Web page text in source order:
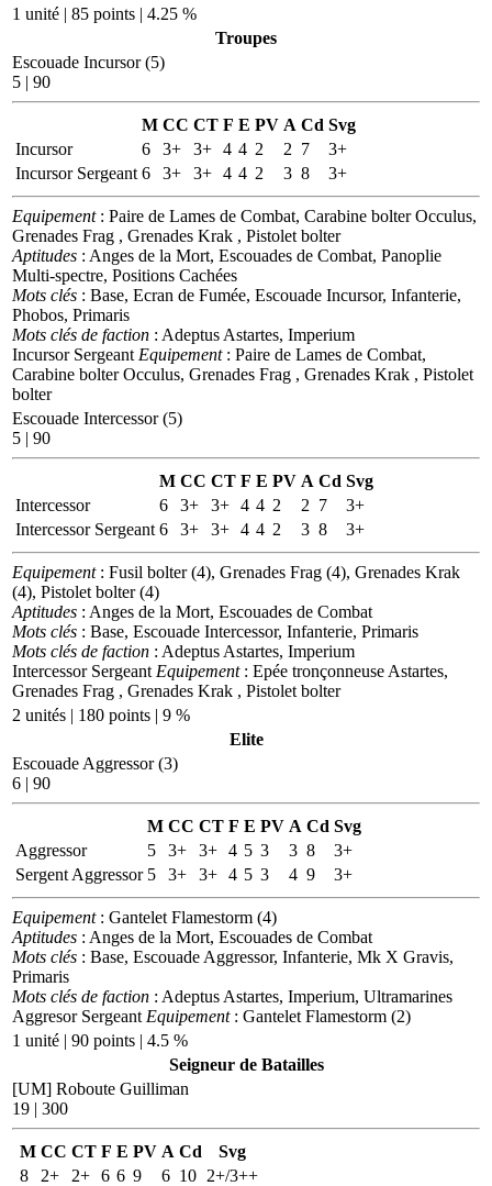
1 unité | 85 points | 4.25 %
Troupes
Escouade Incursor (5)
5 | 90
M CC CT F E PV A Cd Svg
Incursor
6 3+ 3+ 4 4 2 2 7
3+
Incursor Sergeant 6 3+ 3+ 4 4 2 3 8 3+
Equipement: Paire de Lames de Combat, Carabine bolter Occulus,
Grenades Frag , Grenades Krak , Pistolet bolter
Aptitudes : Anges de la Mort, Escouades de Combat, Panoplie
Multi-spectre, Positions Cachées
Mots clés : Base, Ecran de Fumée, Escouade Incursor, Infanterie,
Phobos, Primaris
Mots clés de faction : Adeptus Astartes, Imperium
Incursor Sergeant Equipement: Paire de Lames de Combat,
Carabine bolter Occulus, Grenades Frag , Grenades Krak , Pistolet
bolter
Escouade Intercessor (5)
5 | 90
M CC CT F E PV A Cd Svg
Intercessor
6 3+ 3+ 4 4 2 2 7
3+
Intercessor Sergeant 6 3+ 3+ 4 4 2 3 8 3+
Equipement: Fusil bolter (4), Grenades Frag (4), Grenades Krak
(4), Pistolet bolter (4)
Aptitudes : Anges de la Mort, Escouades de Combat
Mots clés : Base, Escouade Intercessor, Infanterie, Primaris
Mots clés de faction : Adeptus Astartes, Imperium
Intercessor Sergeant Equipement: Epée tronçonneuse Astartes,
Grenades Frag , Grenades Krak , Pistolet bolter
2 unités | 180 points | 9 %
Elite
Escouade Aggressor (3)
6 | 90
M CC CT F E PV A Cd Svg
Aggressor
5 3+ 3+ 4 5 3 3 8
3+
Sergent Aggressor 5 3+ 3+ 4 5 3 4 9 3+
Equipement: Gantelet Flamestorm (4)
Aptitudes : Anges de la Mort, Escouades de Combat
Mots clés : Base, Escouade Aggressor, Infanterie, Mk X Gravis,
Primaris
Mots clés de faction : Adeptus Astartes, Imperium, Ultramarines
Aggresor Sergeant Equipement: Gantelet Flamestorm (2)
1 unité | 90 points | 4.5 %
Seigneur de Batailles
[UM] Roboute Guilliman
19 | 300
M CC CT F E PV A Cd
Svg
8
2+ 2+ 6 6 9 6 10 2+/3++